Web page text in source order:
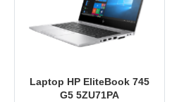
Laptop HP EliteBook 745
G5 5ZU71PA